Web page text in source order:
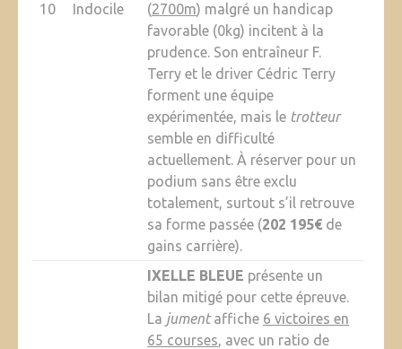
10 Indocile
(2700m) malgré un handicap
favorable (0kg) incitent à la
prudence. Son entraîneur F.
Terry et le driver Cédric Terry
forment une équipe
expérimentée, mais le trotteur
semble en difficulté
actuellement. À réserver pour un
podium sans être exclu
totalement, surtout s’il retrouve
sa forme passée (202 195€de
gains carrière).
IXELLE BLEUE présente un
bilan mitigé pour cette épreuve.
La jumentaffiche 6 victoires en
65 courses, avec un ratio de